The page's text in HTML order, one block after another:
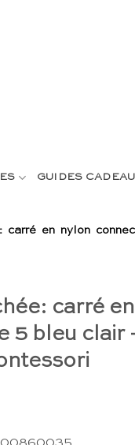
GUIDES
carré en nylon
carré
5 bleu clair